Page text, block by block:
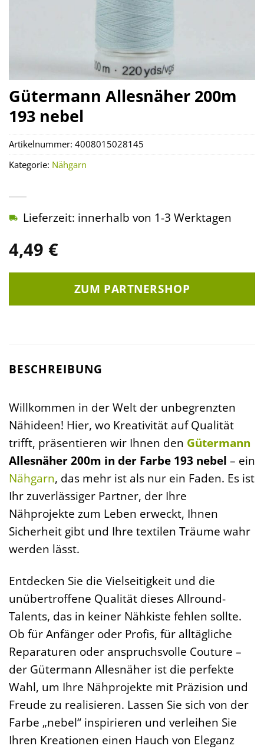
Gütermann Allesnäher 200m
193 nebel
4,49 €
Lieferzeit: innerhalb von 1-3 Werktagen
ZUM PARTNERSHOP
Artikelnummer: 4008015028145
Kategorie: Nähgarn
BESCHREIBUNG
Willkommen in der Welt der unbegrenzten
Nähideen! Hier, wo Kreativität auf Qualität
trifft, präsentieren wir Ihnen den Gütermann
Allesnäher 200m in der Farbe 193 nebel – ein
Nähgarn, das mehr ist als nur ein Faden. Es ist
Ihr zuverlässiger Partner, der Ihre
Nähprojekte zum Leben erweckt, Ihnen
Sicherheit gibt und Ihre textilen Träume wahr
werden lässt.
Entdecken Sie die Vielseitigkeit und die
unübertroffene Qualität dieses Allround-
Talents, das in keiner Nähkiste fehlen sollte.
Ob für Anfänger oder Profis, für alltägliche
Reparaturen oder anspruchsvolle Couture –
der Gütermann Allesnäher ist die perfekte
Wahl, um Ihre Nähprojekte mit Präzision und
Freude zu realisieren. Lassen Sie sich von der
Farbe „nebel“ inspirieren und verleihen Sie
Ihren Kreationen einen Hauch von Eleganz